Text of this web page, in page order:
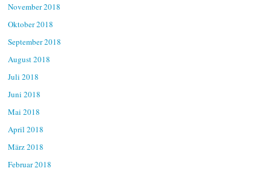
November 2018
Oktober 2018
September 2018
August 2018
Juli 2018
Juni 2018
Mai 2018
April 2018
März 2018
Februar 2018